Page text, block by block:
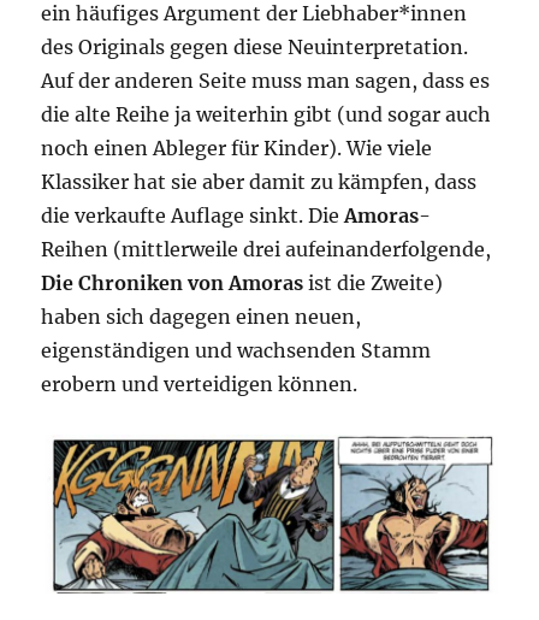
ein häufiges Argument der Liebhaber*innen
des Originals gegen diese Neuinterpretation.
Auf der anderen Seite muss man sagen, dass es
die alte Reihe ja weiterhin gibt (und sogar auch
noch einen Ableger für Kinder). Wie viele
Klassiker hat sie aber damit zu kämpfen, dass
die verkaufte Auflage sinkt. DieAmoras-
Reihen (mittlerweile drei aufeinanderfolgende,
Die Chroniken von Amoras ist die Zweite)
haben sich dagegen einen neuen,
eigenständigen und wachsenden Stamm
erobern und verteidigen können.